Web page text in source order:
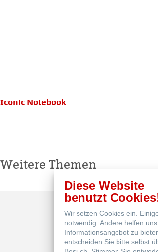
Iconic Notebook
Weitere Themen
Echt-
Diese Website
benutzt
Wir setzen Cookies ein.
notwendig. Andere helfen
Informationsangebot zu
entscheiden Sie bitte selbst